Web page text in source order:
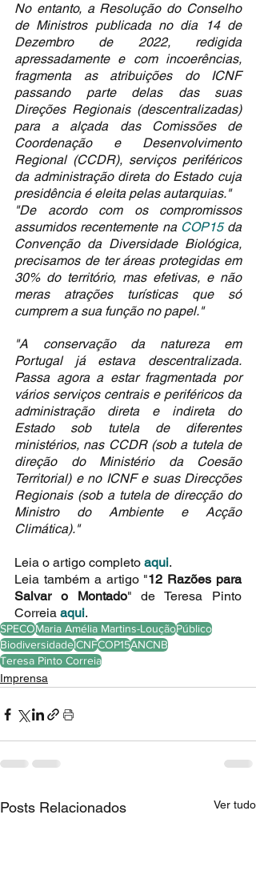
No entanto, a Resolução do Conselho
de Ministros publicada no dia 14 de
Dezembro de 2022, redigida
apressadamente e com incoerências,
fragmenta as atribuições do ICNF
passando parte delas das suas
Direções Regionais (descentralizadas)
para a alçada das Comissões de
Coordenação e Desenvolvimento
Regional (CCDR), serviços periféricos
da administração direta do Estado cuja
presidência é eleita pelas autarquias."
"De acordo com os compromissos
assumidos recentemente na COP15 da
Convenção da Diversidade Biológica,
precisamos de ter áreas protegidas em
30% do território, mas efetivas, e não
meras atrações turísticas que só
cumprem a sua função no papel."
"A conservação da natureza em
Portugal já estava descentralizada.
Passa agora a estar fragmentada por
vários serviços centrais e periféricos da
administração direta e indireta do
Estado sob tutela de diferentes
ministérios, nas CCDR (sob a tutela de
direção do Ministério da Coesão
Territorial) e no ICNF e suas Direcções
Regionais (sob a tutela de direcção do
Ministro do Ambiente e Acção
Climática)."
Leia o artigo completo aqui.
Leia também a artigo "12 Razões para
Salvar o Montado" de Teresa Pinto
Correia aqui.
SPECOMaria Amélia Martins-LouçãoPúblico
BiodiversidadeICNFCOP15ANCNB
Teresa Pinto Correia
Imprensa
Posts Relacionados Ver tudo